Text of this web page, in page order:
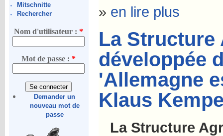
Mitschnitte
Rechercher
Nom d'utilisateur :*
Mot de passe :*
Demander un
nouveau mot de
passe
» en lire plus
La Structure
développée
'Allemagne
Klaus
La Structure